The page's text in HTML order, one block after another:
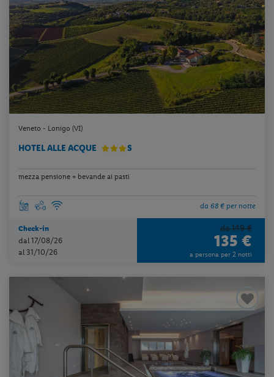
Veneto - Lonigo (VI)
HOTEL ALLE ACQUE S
mezza pensione + bevande ai pasti
da 68 € per notte
Check-in
dal 17/08/26
al 31/10/26
da 149 €
135 €
a persona per 2 notti